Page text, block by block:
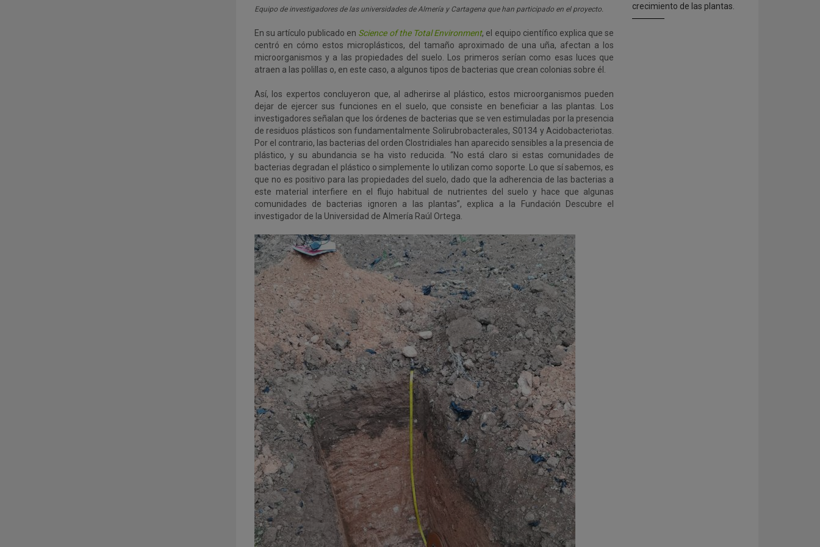
Equipo de investigadores de las universidades de Almería y Cartagena que han participado en el proyecto.
En su artículo publicado en Science of the Total Environment, el equipo científico explica que se
centró en cómo estos microplásticos, del tamaño aproximado de una uña, afectan a los
microorganismos y a las propiedades del suelo. Los primeros serían como esas luces que
atraen a las polillas o, en este caso, a algunos tipos de bacterias que crean colonias sobre él.
Así, los expertos concluyeron que, al adherirse al plástico, estos microorganismos pueden
dejar de ejercer sus funciones en el suelo, que consiste en beneficiar a las plantas. Los
investigadores señalan que los órdenes de bacterias que se ven estimuladas por la presencia
de residuos plásticos son fundamentalmente Solirubrobacterales, S0134 y Acidobacteriotas.
Por el contrario, las bacterias del orden Clostridiales han aparecido sensibles a la presencia de
plástico, y su abundancia se ha visto reducida. “No está claro si estas comunidades de
bacterias degradan el plástico o simplemente lo utilizan como soporte. Lo que sí sabemos, es
que no es positivo para las propiedades del suelo, dado que la adherencia de las bacterias a
este material interfiere en el flujo habitual de nutrientes del suelo y hace que algunas
comunidades de bacterias ignoren a las plantas”, explica a la Fundación Descubre el
investigador de la Universidad de Almería Raúl Ortega.
crecimiento de las plantas.